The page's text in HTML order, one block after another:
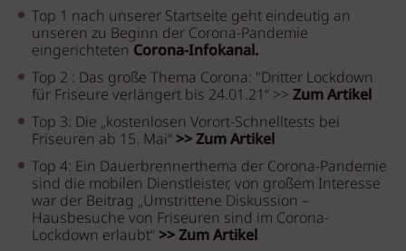
Top 1 nach unserer Startseite geht eindeutig an
unseren zu Beginn der Corona-Pandemie
eingerichteten Corona-Infokanal.
Top 2 : Das große Thema Corona: "Dritter Lockdown
für Friseure verlängert bis 24.01.21“ >> Zum Artikel
Top 3: Die „kostenlosen Vorort-Schnelltests bei
Friseuren ab 15. Mai“ >> Zum Artikel
Top 4: Ein Dauerbrennerthema der Corona-Pandemie
sind die mobilen Dienstleister, von großem Interesse
war der Beitrag „Umstrittene Diskussion –
Hausbesuche von Friseuren sind im Corona-
Lockdown erlaubt“ >> Zum Artikel